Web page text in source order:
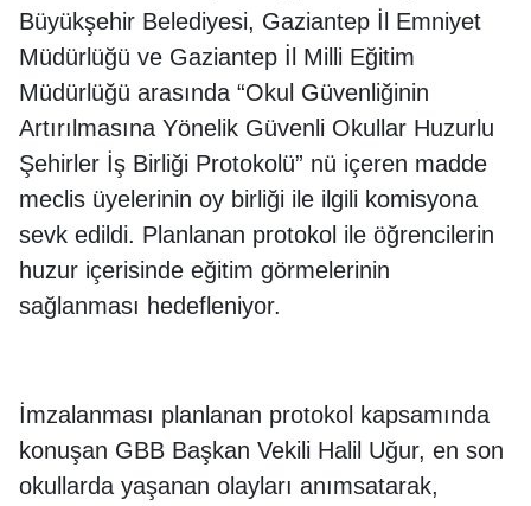
Büyükşehir Belediyesi, Gaziantep İl Emniyet
Müdürlüğü ve Gaziantep İl Milli Eğitim
Müdürlüğü arasında “Okul Güvenliğinin
Artırılmasına Yönelik Güvenli Okullar Huzurlu
Şehirler İş Birliği Protokolü” nü içeren madde
meclis üyelerinin oy birliği ile ilgili komisyona
sevk edildi. Planlanan protokol ile öğrencilerin
huzur içerisinde eğitim görmelerinin
sağlanması hedefleniyor.
İmzalanması planlanan protokol kapsamında
konuşan GBB Başkan Vekili Halil Uğur, en son
okullarda yaşanan olayları anımsatarak,